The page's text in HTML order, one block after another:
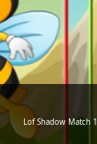
Lof Shadow Match 1